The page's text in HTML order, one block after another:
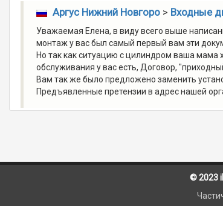
Аргус Нижний Новгоро> Входные
Уважаемая Елена, в виду всего выше
монтаж у вас был самый первый вам эти
Но так как ситуацию с цилиндром ваша мама
обслуживания у вас есть, Договор,
Вам так же было предложено заменить
Предъявленные претензии в адрес нашей
© 2023